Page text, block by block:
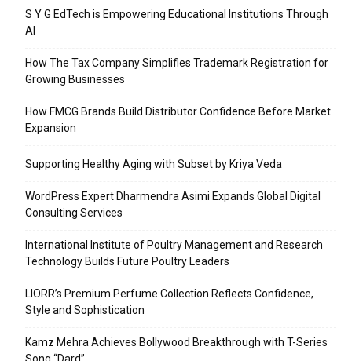
S Y G EdTech is Empowering Educational Institutions Through
AI
How The Tax Company Simplifies Trademark Registration for
Growing Businesses
How FMCG Brands Build Distributor Confidence Before Market
Expansion
Supporting Healthy Aging with Subset by Kriya Veda
WordPress Expert Dharmendra Asimi Expands Global Digital
Consulting Services
International Institute of Poultry Management and Research
Technology Builds Future Poultry Leaders
LIORR’s Premium Perfume Collection Reflects Confidence,
Style and Sophistication
Kamz Mehra Achieves Bollywood Breakthrough with T-Series